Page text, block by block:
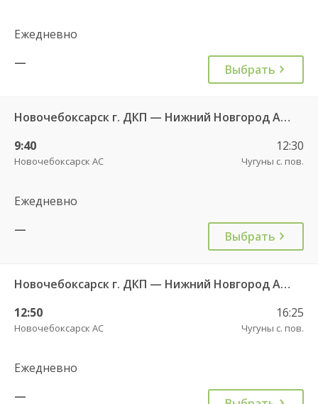
Ежедневно
—
Выбрать
Новочебоксарск г. ДКП — Нижний Новгород АВ Канавинский 7938
9:40
Новочебоксарск АС
12:30
Чугуны с. пов.
Ежедневно
—
Выбрать
Новочебоксарск г. ДКП — Нижний Новгород АВ Канавинский 7938
12:50
Новочебоксарск АС
16:25
Чугуны с. пов.
Ежедневно
—